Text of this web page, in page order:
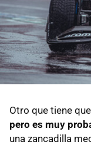
Otro que tiene
pero es muy
una zancadilla